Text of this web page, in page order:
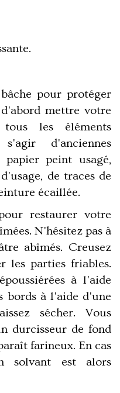
pour protéger
mettre votre
les éléments
d'anciennes
peint usagé,
de traces de
écaillée.
restaurer votre
N'hésitez pas à
abîmés. Creusez
les parties friables.
à l'aide
bords à l'aide d'une
sécher. Vous
durcisseur de fond
farineux. En cas
solvant est alors